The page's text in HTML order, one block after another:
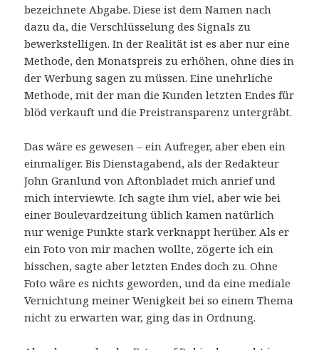
bezeichnete Abgabe. Diese ist dem Namen nach
dazu da, die Verschlüsselung des Signals zu
bewerkstelligen. In der Realität ist es aber nur eine
Methode, den Monatspreis zu erhöhen, ohne dies in
der Werbung sagen zu müssen. Eine unehrliche
Methode, mit der man die Kunden letzten Endes für
blöd verkauft und die Preistransparenz untergräbt.
Das wäre es gewesen – ein Aufreger, aber eben ein
einmaliger. Bis Dienstagabend, als der Redakteur
John Granlund von Aftonbladet mich anrief und
mich interviewte. Ich sagte ihm viel, aber wie bei
einer Boulevardzeitung üblich kamen natürlich
nur wenige Punkte stark verknappt herüber. Als er
ein Foto von mir machen wollte, zögerte ich ein
bisschen, sagte aber letzten Endes doch zu. Ohne
Foto wäre es nichts geworden, und da eine mediale
Vernichtung meiner Wenigkeit bei so einem Thema
nicht zu erwarten war, ging das in Ordnung.